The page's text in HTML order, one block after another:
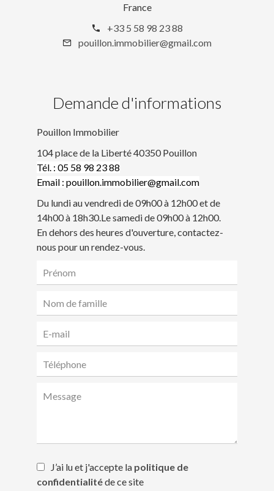
France
+33 5 58 98 23 88
pouillon.immobilier@gmail.com
Demande d'informations
Pouillon Immobilier
104 place de la Liberté 40350 Pouillon
Tél. : 05 58 98 23 88
Email : pouillon.immobilier@gmail.com
Du lundi au vendredi de 09h00 à 12h00 et de
14h00 à 18h30.Le samedi de 09h00 à 12h00.
En dehors des heures d'ouverture, contactez-
nous pour un rendez-vous.
J’ai lu et j'accepte la politique de
confidentialitéde ce site